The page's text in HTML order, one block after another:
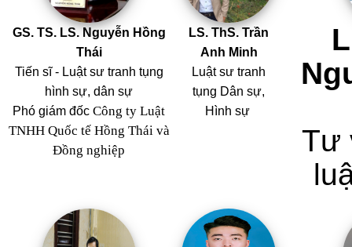
GS. TS. LS. Nguyễn Hồng
Thái
Tiến sĩ - Luật sư tranh tụng
hình sự, dân sự
Phó giám đốc Công ty Luật
TNHH Quốc tế Hồng Thái và
Đồng nghiệp
LS. ThS. Trần
Anh Minh
Luật sư tranh
tụng Dân sự,
Hình sự
Tư